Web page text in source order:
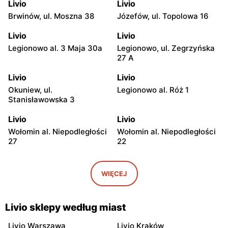
Livio
Brwinów, ul. Moszna 38
Livio
Józefów, ul. Topolowa 16
Livio
Legionowo al. 3 Maja 30a
Livio
Legionowo, ul. Zegrzyńska
27 A
Livio
Okuniew, ul.
Stanisławowska 3
Livio
Legionowo al. Róż 1
Livio
Wołomin al. Niepodległości
27
Livio
Wołomin al. Niepodległości
22
Otwock, ul. Warszawska
Livio
Otwock, ul. Wawerska 10
Livio
Wołomin, ul. Szosa
Jadowska 14B
Livio
Batorego 34
WIĘCEJ
Livio sklepy według miast
Livio Warszawa
Livio Kraków